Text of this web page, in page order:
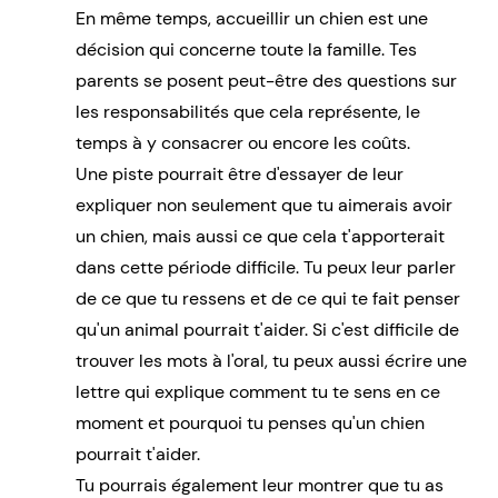
En même temps, accueillir un chien est une
décision qui concerne toute la famille. Tes
parents se posent peut-être des questions sur
les responsabilités que cela représente, le
temps à y consacrer ou encore les coûts.
Une piste pourrait être d'essayer de leur
expliquer non seulement que tu aimerais avoir
un chien, mais aussi ce que cela t'apporterait
dans cette période difficile. Tu peux leur parler
de ce que tu ressens et de ce qui te fait penser
qu'un animal pourrait t'aider. Si c'est difficile de
trouver les mots à l'oral, tu peux aussi écrire une
lettre qui explique comment tu te sens en ce
moment et pourquoi tu penses qu'un chien
pourrait t'aider.
Tu pourrais également leur montrer que tu as